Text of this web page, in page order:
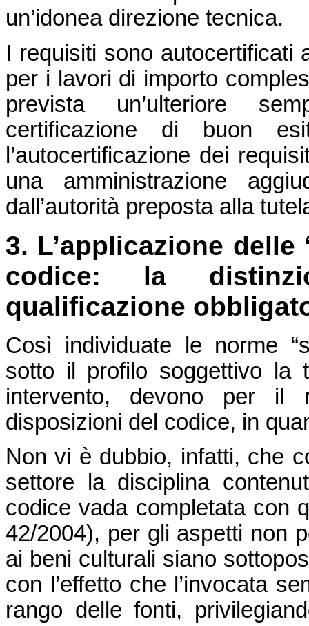
un’idonea direzione tecnica.
I requisiti sono autocertificati
per i lavori di importo
prevista un’ulteriore
certificazione di buon
l’autocertificazione dei
una amministrazione
dall’autorità preposta alla
3. L’applicazione
codice: la
qualificazione
Così individuate le norme
sotto il profilo soggettivo la
intervento, devono per il
disposizioni del codice, in
Non vi è dubbio, infatti, che
settore la disciplina
codice vada completata con
42/2004), per gli aspetti non
ai beni culturali siano
con l’effetto che l’invocata
rango delle fonti,